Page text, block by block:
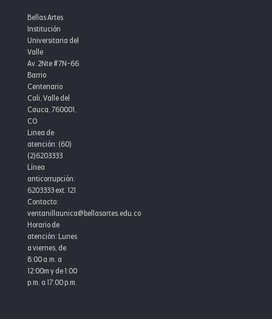
Bellas Artes
Institución
Universitaria del
Valle
Av. 2Nte #7N-66
Barrio
Centenario
Cali, Valle del
Cauca, 760001,
CO
Linea de
atención: (60)
(2)6203333
Línea
anticorrupción:
6203333 ext. 121
Contacto:
ventanillaunica@bellasartes.edu.co
Horario de
atención: Lunes
a viernes, de
8:00 a.m. a
12:00m y de 1:00
p.m. a 17:00 p.m.